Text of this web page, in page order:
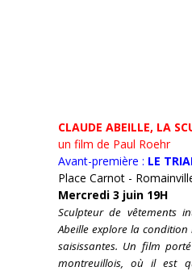
CLAUDE ABEILLE, LA
un film de Paul Roehr
Avant-première : LE
Place Carnot -
Mercredi 3 juin 19H
Sculpteur de vêtements
Abeille explore la
saisissantes. Un film
montreuillois, où il est